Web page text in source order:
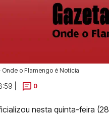
Onde o Flamengo é Notícia
| 0
nesta quinta-feira (28